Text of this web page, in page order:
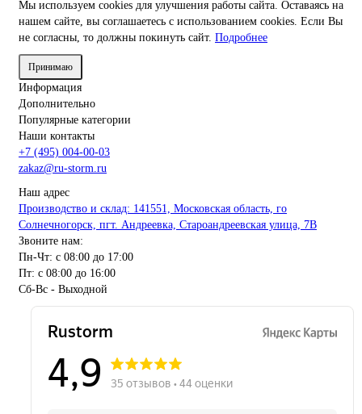
Мы используем cookies для улучшения работы сайта. Оставаясь на
нашем сайте, вы соглашаетесь с использованием cookies. Если Вы
не согласны, то должны покинуть сайт. Подробнее
Принимаю
Информация
Дополнительно
Популярные категории
Наши контакты
+7 (495) 004-00-03
zakaz@ru-storm.ru
Наш адрес
Производство и склад: 141551, Московская область, го
Солнечногорск, пгт. Андреевка, Староандреевская улица, 7В
Звоните нам:
Пн-Чт: с 08:00 до 17:00
Пт: с 08:00 до 16:00
Сб-Вс - Выходной